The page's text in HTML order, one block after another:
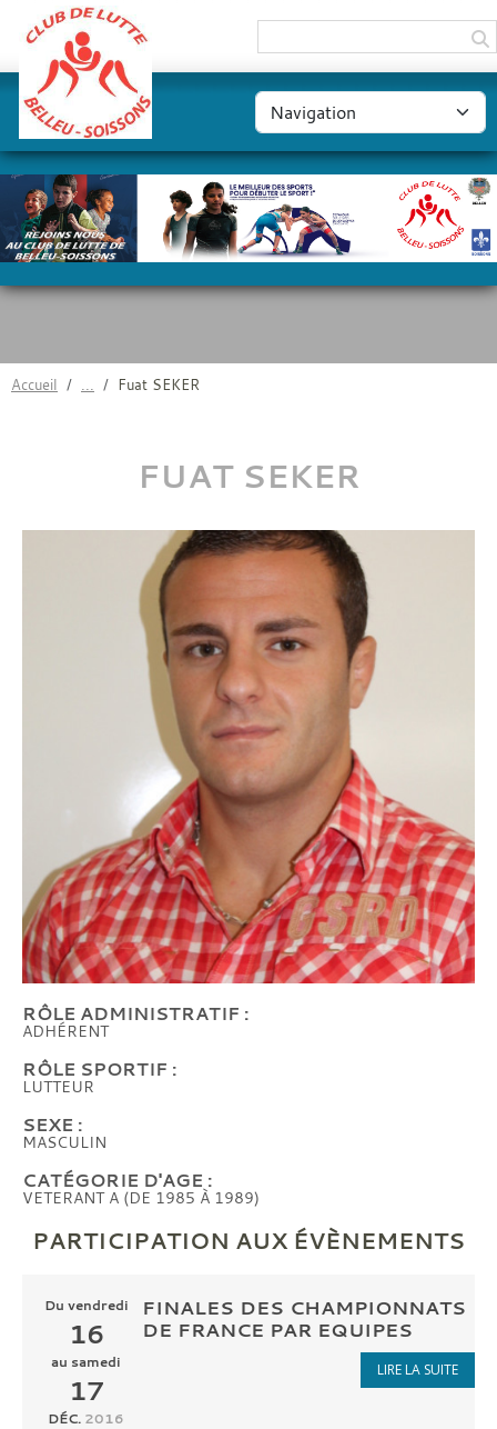
Accueil Fuat SEKER
FUAT SEKER
RÔLE ADMINISTRATIF :
ADHÉRENT
RÔLE SPORTIF :
LUTTEUR
SEXE :
MASCULIN
CATÉGORIE D'AGE :
VETERANT A (DE 1985 À 1989)
PARTICIPATION AUX ÉVÈNEMENTS
Du vendredi
16
au samedi
17
DÉC. 2016
FINALES DES CHAMPIONNATS
DE FRANCE PAR EQUIPES
LIRE LA SUITE
Panneau de gestion des cookies